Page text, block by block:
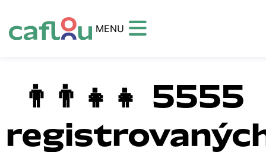
MENU
👨‍👨‍👧‍👧 5555